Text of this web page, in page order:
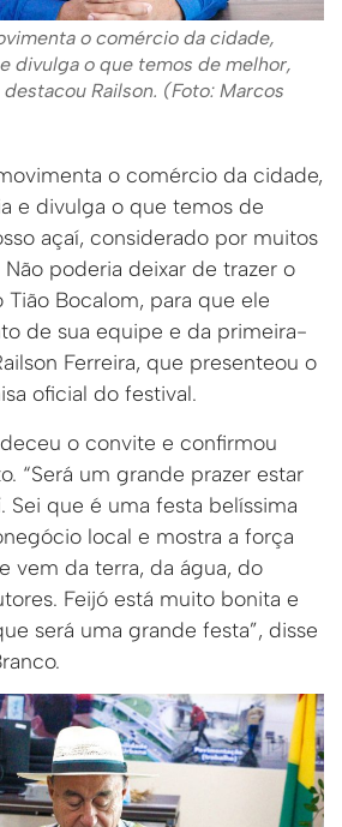
o comércio da cidade,
divulga o que temos de melhor,
Railson. (Foto: Marcos
o comércio da cidade,
e divulga o que temos de
açaí, considerado por muitos
poderia deixar de trazer o
Bocalom, para que ele
de sua equipe e da primeira-
Ferreira, que presenteou o
oficial do festival.
o convite e confirmou
“Será um grande prazer estar
Sei que é uma festa belíssima
local e mostra a força
vem da terra, da água, do
Feijó está muito bonita e
será uma grande festa”, disse